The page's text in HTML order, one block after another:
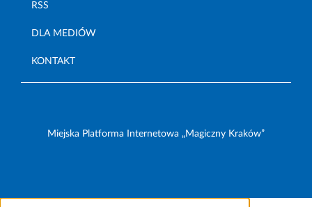
RSS
DLA MEDIÓW
KONTAKT
Miejska Platforma Internetowa „Magiczny Kraków”